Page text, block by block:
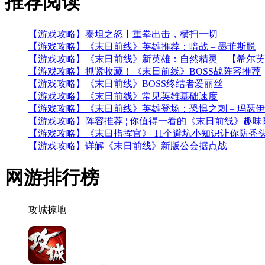
【游戏攻略】泰坦之怒丨重拳出击，横扫一切
【游戏攻略】《末日前线》英雄推荐：暗战 – 墨菲斯脱
【游戏攻略】《末日前线》新英雄：自然精灵 – 【希尔芙
【游戏攻略】抓紧收藏！《末日前线》BOSS战阵容推荐
【游戏攻略】《末日前线》BOSS终结者爱丽丝
【游戏攻略】《末日前线》常见英雄基础速度
【游戏攻略】《末日前线》英雄登场：恐惧之刺 – 玛瑟
【游戏攻略】阵容推荐 ¦ 你值得一看的《末日前线》趣
【游戏攻略】《末日指挥官》 11个避坑小知识让你防秃
【游戏攻略】详解《末日前线》新版公会据点战
网游排行榜
攻城掠地